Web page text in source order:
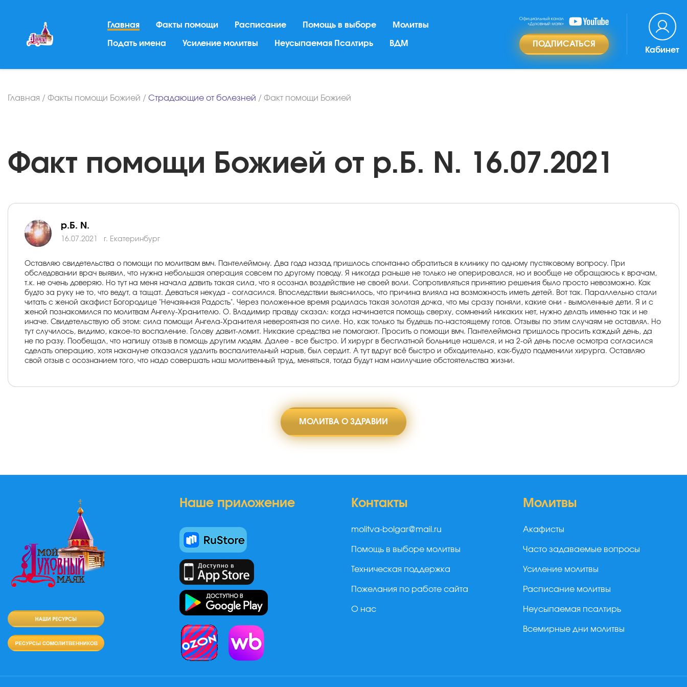
Главная Факты помощи Расписание Помощь в выборе Молитвы
Подать имена Усиление молитвы Неусыпаемая Псалтирь ВДМ ПОДПИСАТЬСЯ
Кабинет
Главная / Факты помощи Божией / Страдающие от болезней / Факт помощи Божией
Факт помощи Божией от р.Б. N. 16.07.2021
р.Б. N.
16.07.2021 г. Екатеринбург
Оставляю свидетельства о помощи по молитвам вмч. Пантелеймону. Два года назад пришлось спонтанно обратиться в клинику по одному пустяковому вопросу. При
обследовании врач выявил, что нужна небольшая операция совсем по другому поводу. Я никогда раньше не только не оперировался, но и вообще не обращаюсь к врачам,
т.к. не очень доверяю. Но тут на меня начала давить такая сила, что я осознал воздействие не своей воли. Сопротивляться принятию решения было просто невозможно. Как
будто за руку не то, что ведут, а тащат. Деваться некуда - согласился. Впоследствии выяснилось, что причина влияла на возможность иметь детей. Вот так. Параллельно стали
читать с женой акафист Богородице "Нечаянная Радость". Через положенное время родилась такая золотая дочка, что мы сразу поняли, какие они - вымоленные дети. Я и с
женой познакомился по молитвам Ангелу-Хранителю. О. Владимир правду сказал: когда начинается помощь сверху, сомнений никаких нет, нужно делать именно так и не
иначе. Свидетельствую об этом: сила помощи Ангела-Хранителя невероятная по силе. Но, как только ты будешь по-настоящему готов. Отзывы по этим случаям не оставлял. Но
тут случилось, видимо, какое-то воспаление. Голову давит-ломит. Никакие средства не помогают. Просить о помощи вмч. Пантелеймона пришлось просить каждый день, да
не по разу. Пообещал, что напишу отзыв в помощь другим людям. Далее - все быстро. И хирург в бесплатной больнице нашелся, и на 2-ой день после осмотра согласился
сделать операцию, хотя накануне отказался удалить воспалительный нарыв, был сердит. А тут вдруг всё быстро и обходительно, как-будто подменили хирурга. Оставляю
свой отзыв с осознанием того, что надо совершать наш молитвенный труд, меняться, тогда будут нам наилучшие обстоятельства жизни.
МОЛИТВА О ЗДРАВИИ
Наше приложение Контакты
molitva-bolgar@mail.ru
Помощь в выборе молитвы
Техническая поддержка
Пожелания по работе сайта
О нас
Молитвы
Акафисты
Часто задаваемые вопросы
Усиление молитвы
Расписание молитвы
Неусыпаемая псалтирь
Всемирные дни молитвы